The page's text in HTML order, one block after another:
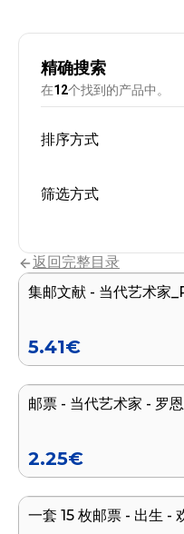
精确搜索
在12个找到的产品中。
排序方式
筛选方式
返回完整目录
新品
集邮文献 - 当代艺术家
5.41€
新品
邮票 - 当代艺术家 - 罗
2.25€
一套 15 枚邮票 - 出生 -